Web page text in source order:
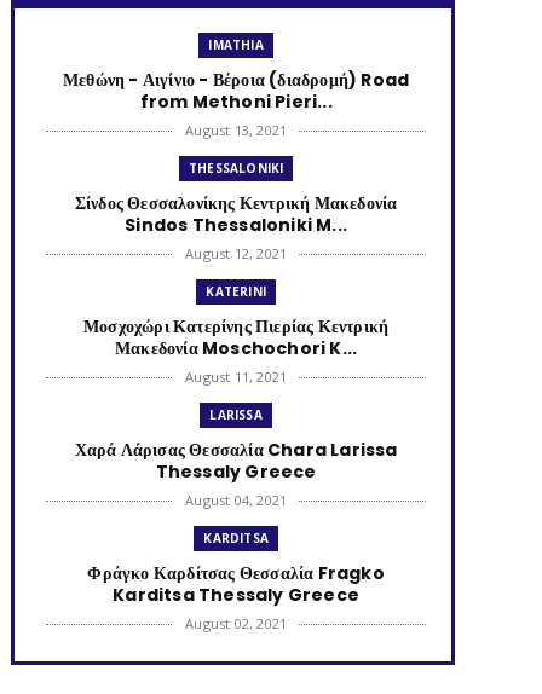
IMATHIA
Μεθώνη - Αιγίνιο - Βέροια (διαδρομή) Road
from Methoni Pieri...
August 13, 2021
THESSALONIKI
Σίνδος Θεσσαλονίκης Κεντρική Μακεδονία
Sindos Thessaloniki M...
August 12, 2021
KATERINI
Μοσχοχώρι Κατερίνης Πιερίας Κεντρική
Μακεδονία Moschochori K...
August 11, 2021
LARISSA
Χαρά Λάρισας Θεσσαλία Chara Larissa
Thessaly Greece
August 04, 2021
KARDITSA
Φράγκο Καρδίτσας Θεσσαλία Fragko
Karditsa Thessaly Greece
August 02, 2021
KATERINI